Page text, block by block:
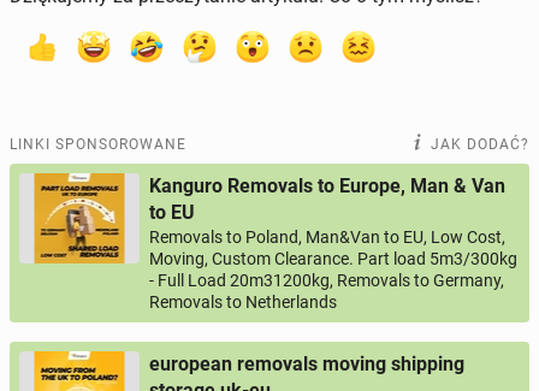
LINKI SPONSOROWANE JAK DODAĆ?
Kanguro Removals to Europe, Man & Van
to EU
Removals to Poland, Man&Van to EU, Low Cost,
Moving, Custom Clearance. Part load 5m3/300kg
- Full Load 20m31200kg, Removals to Germany,
Removals to Netherlands
european removals moving shipping